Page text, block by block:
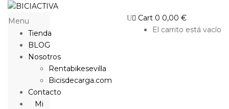
Menu
Tienda
BLOG
Nosotros
Rentabikesevilla
Bicisdecarga.com
Contacto
Mi
Cart 0 0,00 €
El carrito está vacío